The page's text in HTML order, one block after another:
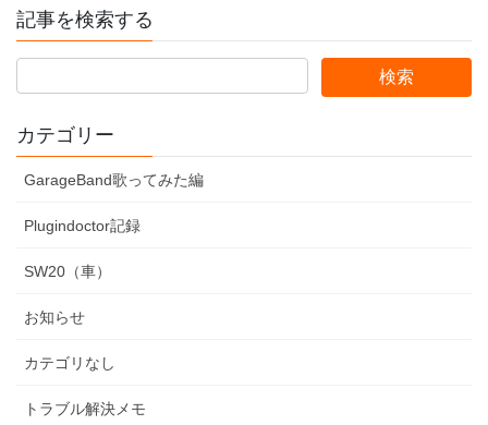
の
ペ
送
り
ジ
ジ
記事を検索する
カテゴリー
GarageBand歌ってみた編
Plugindoctor記録
SW20（車）
お知らせ
カテゴリなし
トラブル解決メモ